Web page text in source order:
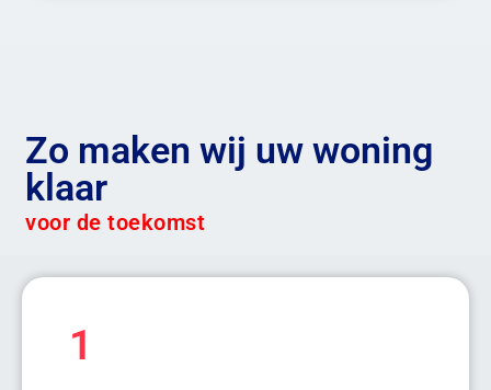
Zo maken wij uw woning
klaar
voor de toekomst
1